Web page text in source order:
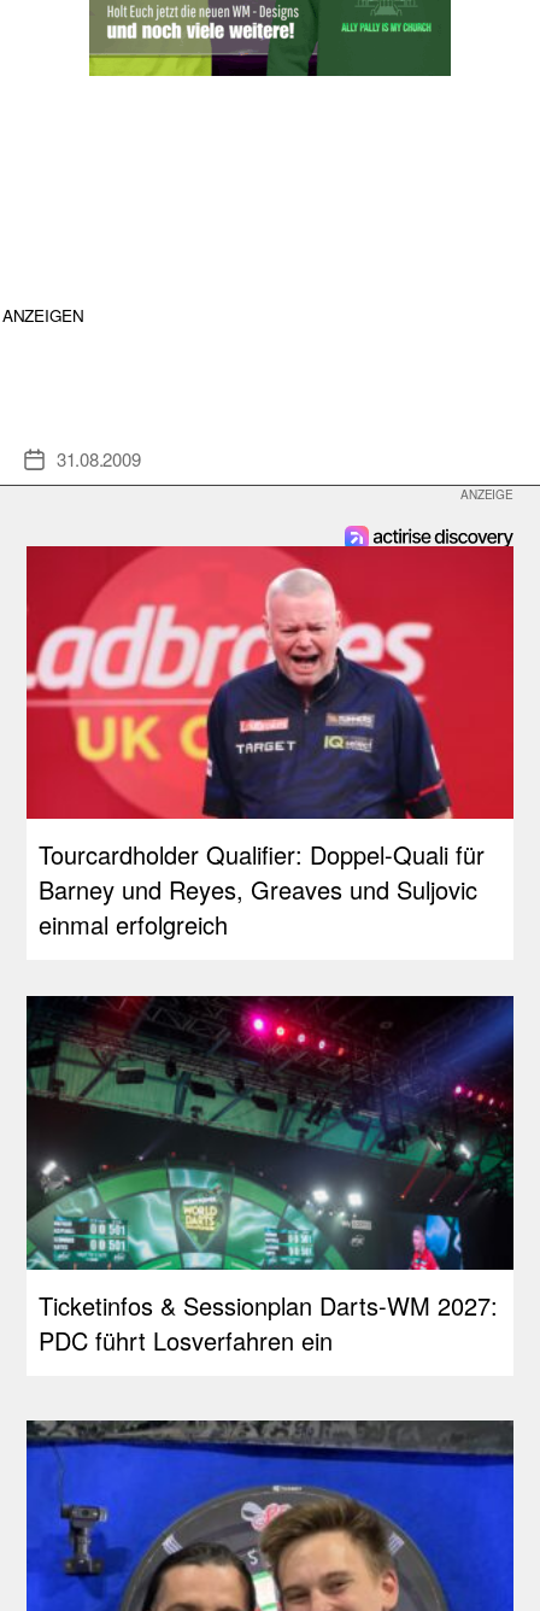
ANZEIGEN
Veröffentlichungsdatum
31.08.2009
Tourcardholder Qualifier: Doppel-Quali für
Barney und Reyes, Greaves und Suljovic
einmal erfolgreich
Ticketinfos & Sessionplan Darts-WM 2027:
PDC führt Losverfahren ein